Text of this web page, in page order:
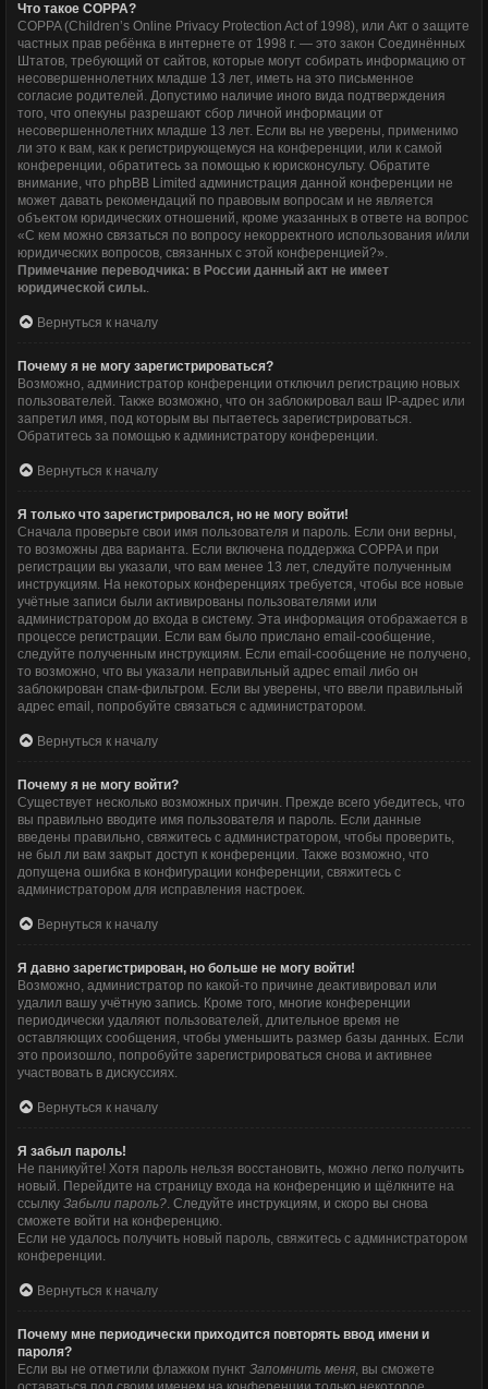
Что такое COPPA?
COPPA (Children’s Online Privacy Protection Act of 1998), или Акт о защите
частных прав ребёнка в интернете от 1998 г. — это закон Соединённых
Штатов, требующий от сайтов, которые могут собирать информацию от
несовершеннолетних младше 13 лет, иметь на это письменное
согласие родителей. Допустимо наличие иного вида подтверждения
того, что опекуны разрешают сбор личной информации от
несовершеннолетних младше 13 лет. Если вы не уверены, применимо
ли это к вам, как к регистрирующемуся на конференции, или к самой
конференции, обратитесь за помощью к юрисконсульту. Обратите
внимание, что phpBB Limited администрация данной конференции не
может давать рекомендаций по правовым вопросам и не является
объектом юридических отношений, кроме указанных в ответе на вопрос
«С кем можно связаться по вопросу некорректного использования и/или
юридических вопросов, связанных с этой конференцией?».
Примечание переводчика: в России данный акт не имеет
юридической силы..
Вернуться к началу
Почему я не могу зарегистрироваться?
Возможно, администратор конференции отключил регистрацию новых
пользователей. Также возможно, что он заблокировал ваш IP-адрес или
запретил имя, под которым вы пытаетесь зарегистрироваться.
Обратитесь за помощью к администратору конференции.
Вернуться к началу
Я только что зарегистрировался, но не могу войти!
Сначала проверьте свои имя пользователя и пароль. Если они верны,
то возможны два варианта. Если включена поддержка COPPA и при
регистрации вы указали, что вам менее 13 лет, следуйте полученным
инструкциям. На некоторых конференциях требуется, чтобы все новые
учётные записи были активированы пользователями или
администратором до входа в систему. Эта информация отображается в
процессе регистрации. Если вам было прислано email-сообщение,
следуйте полученным инструкциям. Если email-сообщение не получено,
то возможно, что вы указали неправильный адрес email либо он
заблокирован спам-фильтром. Если вы уверены, что ввели правильный
адрес email, попробуйте связаться с администратором.
Вернуться к началу
Почему я не могу войти?
Существует несколько возможных причин. Прежде всего убедитесь, что
вы правильно вводите имя пользователя и пароль. Если данные
введены правильно, свяжитесь с администратором, чтобы проверить,
не был ли вам закрыт доступ к конференции. Также возможно, что
допущена ошибка в конфигурации конференции, свяжитесь с
администратором для исправления настроек.
Вернуться к началу
Я давно зарегистрирован, но больше не могу войти!
Возможно, администратор по какой-то причине деактивировал или
удалил вашу учётную запись. Кроме того, многие конференции
периодически удаляют пользователей, длительное время не
оставляющих сообщения, чтобы уменьшить размер базы данных. Если
это произошло, попробуйте зарегистрироваться снова и активнее
участвовать в дискуссиях.
Вернуться к началу
Я забыл пароль!
Не паникуйте! Хотя пароль нельзя восстановить, можно легко получить
новый. Перейдите на страницу входа на конференцию и щёлкните на
ссылку Забыли пароль?. Следуйте инструкциям, и скоро вы снова
сможете войти на конференцию.
Если не удалось получить новый пароль, свяжитесь с администратором
конференции.
Вернуться к началу
Почему мне периодически приходится повторять ввод имени и
пароля?
Если вы не отметили флажком пункт Запомнить меня, вы сможете